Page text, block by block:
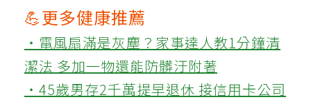
💪更多健康推薦
‧電風扇滿是灰塵？家事達人教1分鐘清
潔法 多加一物還能防髒汙附著
‧45歲男存2千萬提早退休 接信用卡公司